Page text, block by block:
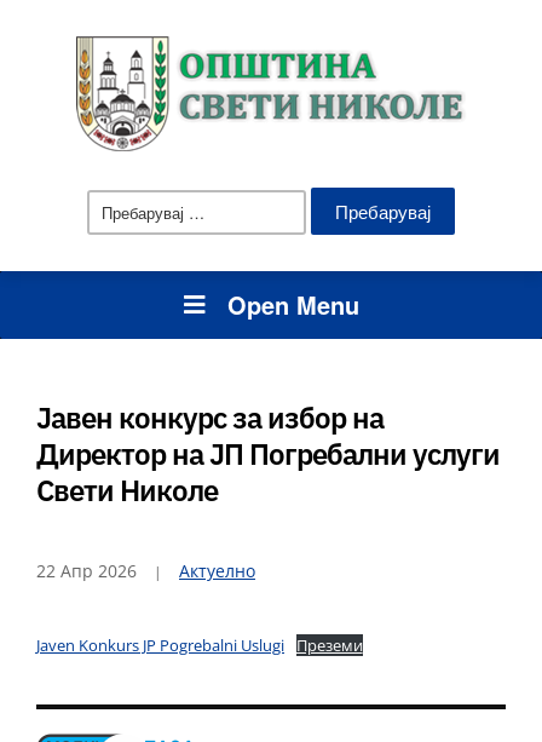
Пребарувај
за:
Open Menu
Јавен конкурс за избор на
Директор на ЈП Погребални услуги
Свети Николе
22 Апр 2026 Актуелно
Javen Konkurs JP Pogrebalni Uslugi Преземи